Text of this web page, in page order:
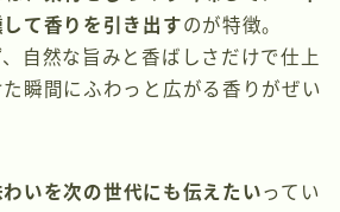
て香りを引き出すのが特徴。
自然な旨みと香ばしさだけで仕上
瞬間にふわっと広がる香りがぜい
いを次の世代にも伝えたいってい